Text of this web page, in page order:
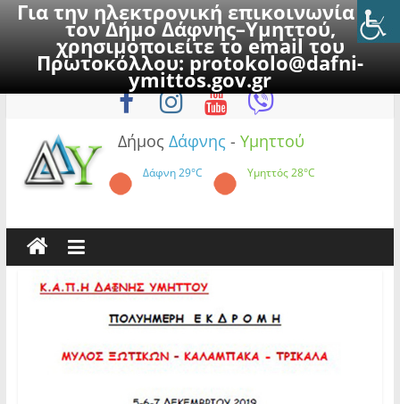
Για την ηλεκτρονική επικοινωνία με
τον Δήμο Δάφνης–Υμηττού,
χρησιμοποιείτε το email του
Πρωτοκόλλου:protokolo@dafni-
ymittos.gov.gr
to
Δευτέρα, 10 Αυγούστου 2026
Δήμος Δάφνης - Υμηττού
Δάφνη29°C Υμηττός28°C